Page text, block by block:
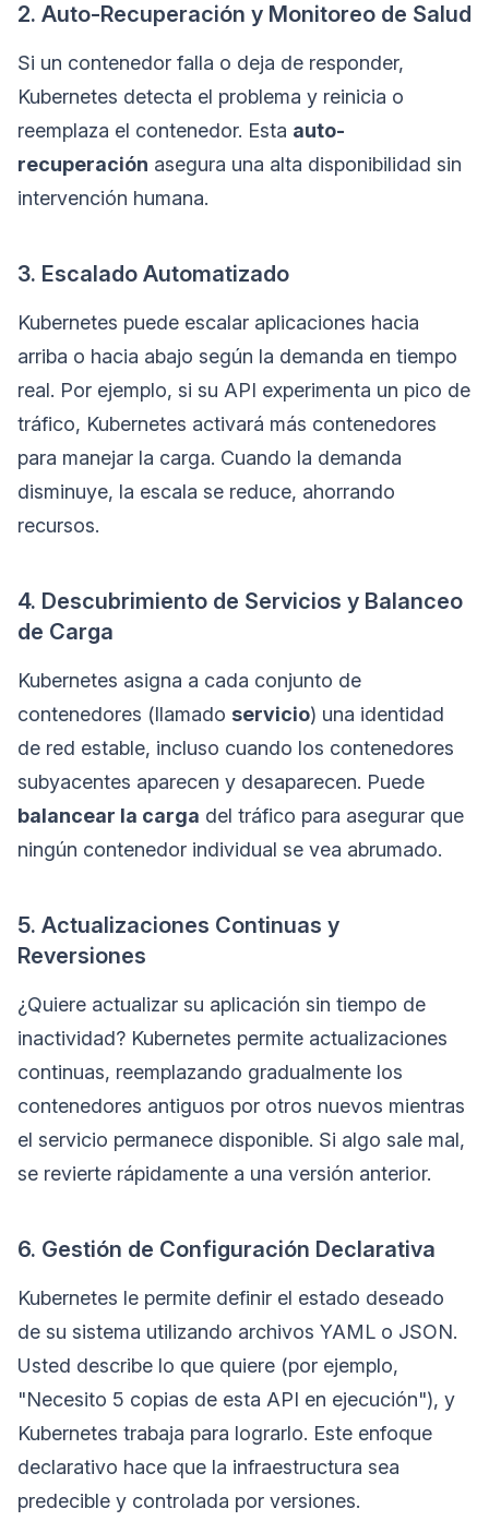
2. Auto-Recuperación y Monitoreo de Salud
Si un contenedor falla o deja de responder,
Kubernetes detecta el problema y reinicia o
reemplaza el contenedor. Esta auto-
recuperación asegura una alta disponibilidad sin
intervención humana.
3. Escalado Automatizado
Kubernetes puede escalar aplicaciones hacia
arriba o hacia abajo según la demanda en tiempo
real. Por ejemplo, si su API experimenta un pico de
tráfico, Kubernetes activará más contenedores
para manejar la carga. Cuando la demanda
disminuye, la escala se reduce, ahorrando
recursos.
4. Descubrimiento de Servicios y Balanceo
de Carga
Kubernetes asigna a cada conjunto de
contenedores (llamado servicio) una identidad
de red estable, incluso cuando los contenedores
subyacentes aparecen y desaparecen. Puede
balancear la carga del tráfico para asegurar que
ningún contenedor individual se vea abrumado.
5. Actualizaciones Continuas y
Reversiones
¿Quiere actualizar su aplicación sin tiempo de
inactividad? Kubernetes permite actualizaciones
continuas, reemplazando gradualmente los
contenedores antiguos por otros nuevos mientras
el servicio permanece disponible. Si algo sale mal,
se revierte rápidamente a una versión anterior.
6. Gestión de Configuración Declarativa
Kubernetes le permite definir el estado deseado
de su sistema utilizando archivos YAML o JSON.
Usted describe lo que quiere (por ejemplo,
"Necesito 5 copias de esta API en ejecución"), y
Kubernetes trabaja para lograrlo. Este enfoque
declarativo hace que la infraestructura sea
predecible y controlada por versiones.